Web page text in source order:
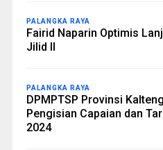
PALANGKA RAYA
Fairid Naparin Optimis
Jilid II
PALANGKA RAYA
DPMPTSP Provinsi
Pengisian Capaian dan
2024